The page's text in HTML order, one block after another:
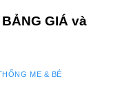
GIÁ và
MẸ & BÉ